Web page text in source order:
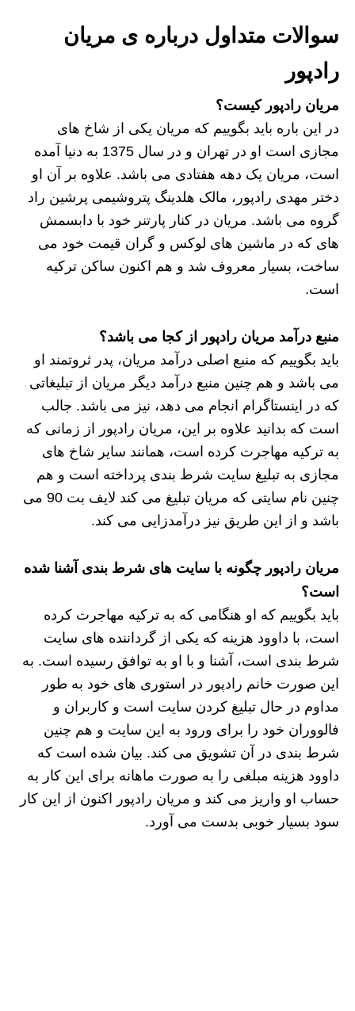
سوالات متداول درباره ی مریان
رادپور
مریان رادپور کیست؟
در این باره باید بگوییم که مریان یکی از شاخ های
مجازی است او در تهران و در سال 1375 به دنیا آمده
است، مریان یک دهه هفتادی می باشد. علاوه بر آن او
دختر مهدی رادپور، مالک هلدینگ پتروشیمی پرشین راد
گروه می باشد. مریان در کنار پارتنر خود با دابسمش
های که در ماشین های لوکس و گران قیمت خود می
ساخت، بسیار معروف شد و هم اکنون ساکن ترکیه
است.
منبع درآمد مریان رادپور از کجا می باشد؟
باید بگوییم که منبع اصلی درآمد مریان، پدر ثروتمند او
می باشد و هم چنین منبع درآمد دیگر مریان از تبلیغاتی
که در اینستاگرام انجام می دهد، نیز می باشد. جالب
است که بدانید علاوه بر این، مریان رادپور از زمانی که
به ترکیه مهاجرت کرده است، همانند سایر شاخ های
مجازی به تبلیغ سایت شرط بندی پرداخته است و هم
چنین نام سایتی که مریان تبلیغ می کند لایف بت 90 می
باشد و از این طریق نیز درآمدزایی می کند.
مریان رادپور چگونه با سایت های شرط بندی آشنا شده
است؟
باید بگوییم که او هنگامی که به ترکیه مهاجرت کرده
است، با داوود هزینه که یکی از گرداننده های سایت
شرط بندی است، آشنا و با او به توافق رسیده است. به
این صورت خانم رادپور در استوری های خود به طور
مداوم در حال تبلیغ کردن سایت است و کاربران و
فالووران خود را برای ورود به این سایت و هم چنین
شرط بندی در آن تشویق می کند. بیان شده است که
داوود هزینه مبلغی را به صورت ماهانه برای این کار به
حساب او واریز می کند و مریان رادپور اکنون از این کار
سود بسیار خوبی بدست می آورد.